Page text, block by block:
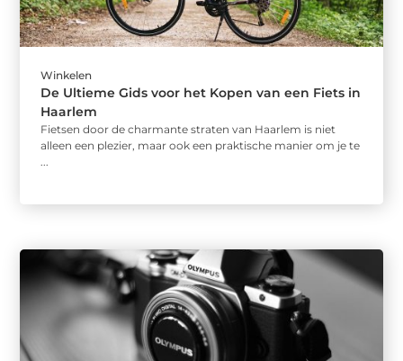
Winkelen
De Ultieme Gids voor het Kopen van een Fiets in
Haarlem
Fietsen door de charmante straten van Haarlem is niet
alleen een plezier, maar ook een praktische manier om je te
...